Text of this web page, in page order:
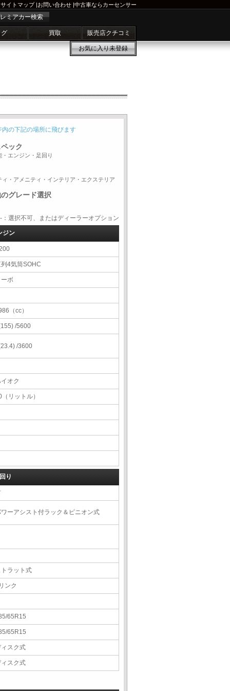
サイトマップ|お問い合わせ |中古車ならカーセンサー
ミアカー検索
買取 販売店クチコミ
お気に入り未登録
内の下記の場所に飛びます
ック
・エンジン・足回り
ィ・アメニティ・インテリア・エクステリア
グレード選択
択不可、またはディーラーオプション
ジン
4気筒SOHC
ボ
（cc）
/5600
/3600
オク
（リットル）
り
ーアシスト付ラック＆ピニオン式
ラット式
ンク
65R15
65R15
スク式
スク式